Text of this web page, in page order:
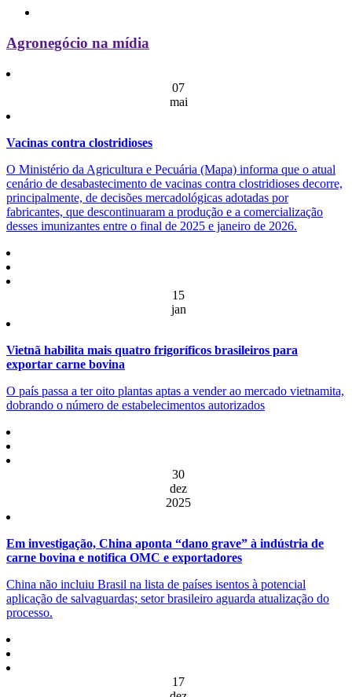
Agronegócio na mídia
07
mai
Vacinas contra clostridioses
O Ministério da Agricultura e Pecuária (Mapa) informa que o atual
cenário de desabastecimento de vacinas contra clostridioses decorre,
principalmente, de decisões mercadológicas adotadas por
fabricantes, que descontinuaram a produção e a comercialização
desses imunizantes entre o final de 2025 e janeiro de 2026.
15
jan
Vietnã habilita mais quatro frigoríficos brasileiros para
exportar carne bovina
O país passa a ter oito plantas aptas a vender ao mercado vietnamita,
dobrando o número de estabelecimentos autorizados
30
dez
2025
Em investigação, China aponta “dano grave” à indústria de
carne bovina e notifica OMC e exportadores
China não incluiu Brasil na lista de países isentos à potencial
aplicação de salvaguardas; setor brasileiro aguarda atualização do
processo.
17